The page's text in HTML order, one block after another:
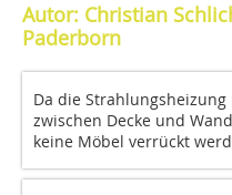
Autor: Christian
Paderborn
Da die
zwischen Decke und
keine Möbel verrückt